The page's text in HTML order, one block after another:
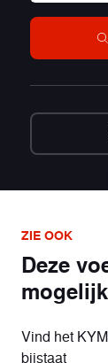
ZIE OOK
Deze
Vind het
bijstaat